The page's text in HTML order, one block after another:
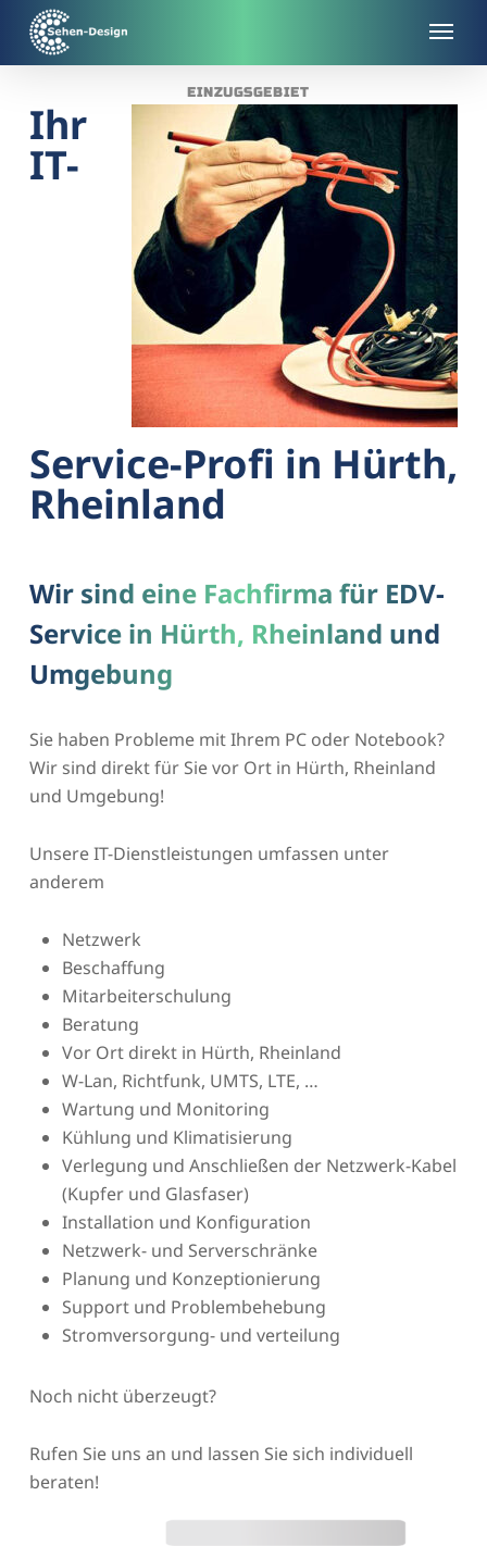
main
EINZUGSGEBIET
Ihr
IT-
Service-Profi in Hürth,
Rheinland
Wir sind eine Fachfirma für EDV-
Service in Hürth, Rheinland und
Umgebung
Sie haben Probleme mit Ihrem PC oder Notebook?
Wir sind direkt für Sie vor Ort in Hürth, Rheinland
und Umgebung!
Unsere IT-Dienstleistungen umfassen unter
anderem
Netzwerk
Beschaffung
Mitarbeiterschulung
Beratung
Vor Ort direkt in Hürth, Rheinland
W-Lan, Richtfunk, UMTS, LTE, …
Wartung und Monitoring
Kühlung und Klimatisierung
Verlegung und Anschließen der Netzwerk-Kabel
(Kupfer und Glasfaser)
Installation und Konfiguration
Netzwerk- und Serverschränke
Planung und Konzeptionierung
Support und Problembehebung
Stromversorgung- und verteilung
Noch nicht überzeugt?
Rufen Sie uns an und lassen Sie sich individuell
beraten!